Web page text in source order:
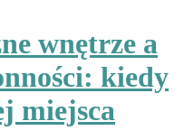
wnętrze a
kiedy
miejsca